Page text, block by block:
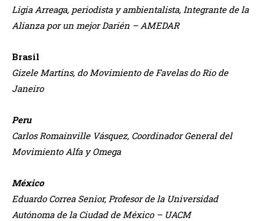
Ligia Arreaga, periodista y ambientalista, Integrante de la
Alianza por un mejor Darién – AMEDAR
Brasil
Gizele Martins, do Movimiento de Favelas do Rio de
Janeiro
Peru
Carlos Romainville Vásquez, Coordinador General del
Movimiento Alfa y Omega
México
Eduardo Correa Senior, Profesor de la Universidad
Autónoma de la Ciudad de México – UACM